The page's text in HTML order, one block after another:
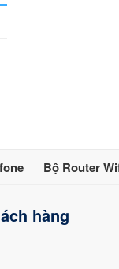
Bộ Router
hàng